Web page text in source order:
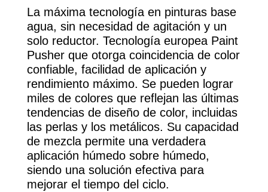
La máxima tecnología en pinturas base
agua, sin necesidad de agitación y un
solo reductor. Tecnología europea Paint
Pusher que otorga coincidencia de color
confiable, facilidad de aplicación y
rendimiento máximo. Se pueden lograr
miles de colores que reflejan las últimas
tendencias de diseño de color, incluidas
las perlas y los metálicos. Su capacidad
de mezcla permite una verdadera
aplicación húmedo sobre húmedo,
siendo una solución efectiva para
mejorar el tiempo del ciclo.